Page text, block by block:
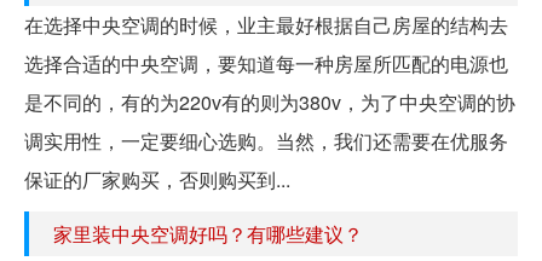
在选择中央空调的时候，业主最好根据自己房屋的结构去
选择合适的中央空调，要知道每一种房屋所匹配的电源也
是不同的，有的为220v有的则为380v，为了中央空调的协
调实用性，一定要细心选购。当然，我们还需要在优服务
保证的厂家购买，否则购买到...
家里装中央空调好吗？有哪些建议？